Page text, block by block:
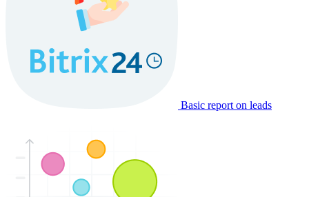
Basic report on leads